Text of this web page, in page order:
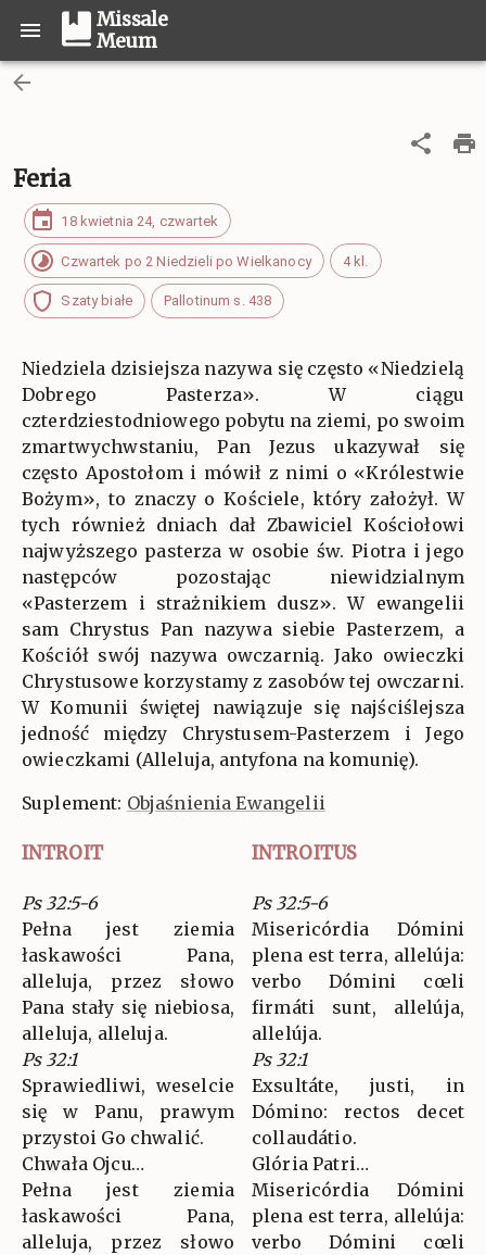
Missale
Meum
Feria
18 kwietnia 24, czwartek
Czwartek po 2 Niedzieli po Wielkanocy 4 kl.
Szaty białe Pallotinum s. 438
Niedziela dzisiejsza nazywa się często «Niedzielą
Dobrego Pasterza». W ciągu
czterdziestodniowego pobytu na ziemi, po swoim
zmartwychwstaniu, Pan Jezus ukazywał się
często Apostołom i mówił z nimi o «Królestwie
Bożym», to znaczy o Kościele, który założył. W
tych również dniach dał Zbawiciel Kościołowi
najwyższego pasterza w osobie św. Piotra i jego
następców pozostając niewidzialnym
«Pasterzem i strażnikiem dusz». W ewangelii
sam Chrystus Pan nazywa siebie Pasterzem, a
Kościół swój nazywa owczarnią. Jako owieczki
Chrystusowe korzystamy z zasobów tej owczarni.
W Komunii świętej nawiązuje się najściślejsza
jedność między Chrystusem-Pasterzem i Jego
owieczkami (Alleluja, antyfona na komunię).
Suplement: Objaśnienia Ewangelii
INTROIT INTROITUS
Ps 32:5-6
Pełna jest ziemia
łaskawości Pana,
alleluja, przez słowo
Pana stały się niebiosa,
alleluja, alleluja.
Ps 32:1
Sprawiedliwi, weselcie
się w Panu, prawym
przystoi Go chwalić.
Chwała Ojcu…
Pełna jest ziemia
łaskawości Pana,
alleluja, przez słowo
Ps 32:5-6
Misericórdia Dómini
plena est terra, allelúja:
verbo Dómini cœli
firmáti sunt, allelúja,
allelúja.
Ps 32:1
Exsultáte, justi, in
Dómino: rectos decet
collaudátio.
Glória Patri…
Misericórdia Dómini
plena est terra, allelúja:
verbo Dómini cœli